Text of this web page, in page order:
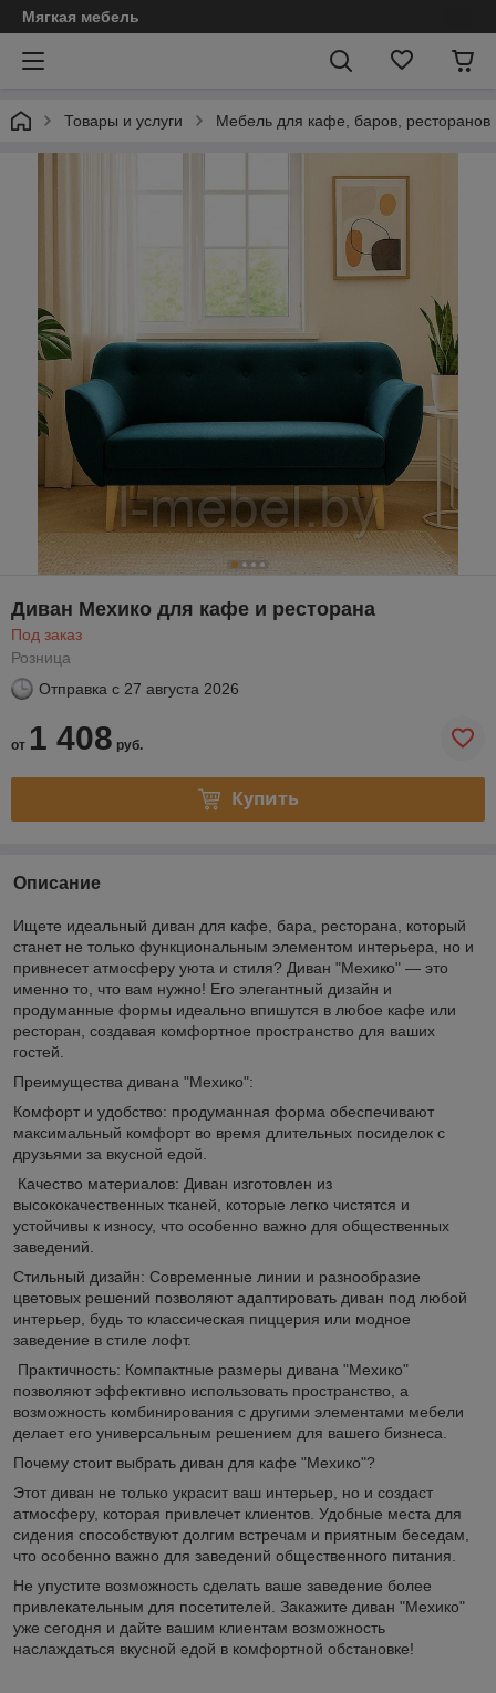
Мягкая мебель
Товары и услуги Мебель для кафе, баров, ресторанов
Диван Мехико для кафе и ресторана
Под заказ
Розница
Отправка с 27 августа 2026
от 1 408 руб.
Купить
Описание
Ищете идеальный диван для кафе, бара, ресторана, который
станет не только функциональным элементом интерьера, но и
привнесет атмосферу уюта и стиля? Диван "Мехико" — это
именно то, что вам нужно! Его элегантный дизайн и
продуманные формы идеально впишутся в любое кафе или
ресторан, создавая комфортное пространство для ваших
гостей.
Преимущества дивана "Мехико":
Комфорт и удобство: продуманная форма обеспечивают
максимальный комфорт во время длительных посиделок с
друзьями за вкусной едой.
Качество материалов: Диван изготовлен из
высококачественных тканей, которые легко чистятся и
устойчивы к износу, что особенно важно для общественных
заведений.
Стильный дизайн: Современные линии и разнообразие
цветовых решений позволяют адаптировать диван под любой
интерьер, будь то классическая пиццерия или модное
заведение в стиле лофт.
Практичность: Компактные размеры дивана "Мехико"
позволяют эффективно использовать пространство, а
возможность комбинирования с другими элементами мебели
делает его универсальным решением для вашего бизнеса.
Почему стоит выбрать диван для кафе "Мехико"?
Этот диван не только украсит ваш интерьер, но и создаст
атмосферу, которая привлечет клиентов. Удобные места для
сидения способствуют долгим встречам и приятным беседам,
что особенно важно для заведений общественного питания.
Не упустите возможность сделать ваше заведение более
привлекательным для посетителей. Закажите диван "Мехико"
уже сегодня и дайте вашим клиентам возможность
наслаждаться вкусной едой в комфортной обстановке!